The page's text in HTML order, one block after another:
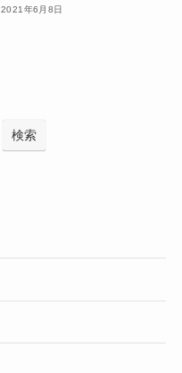
2021年6月8日
検索